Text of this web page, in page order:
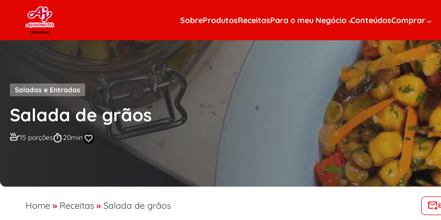
Skip to content
SobreProdutosReceitasPara o meu Negócio ConteúdosComprar
Saladas e Entradas
Salada de grãos
15 porções 20min
Home » Receitas » Salada de grãos